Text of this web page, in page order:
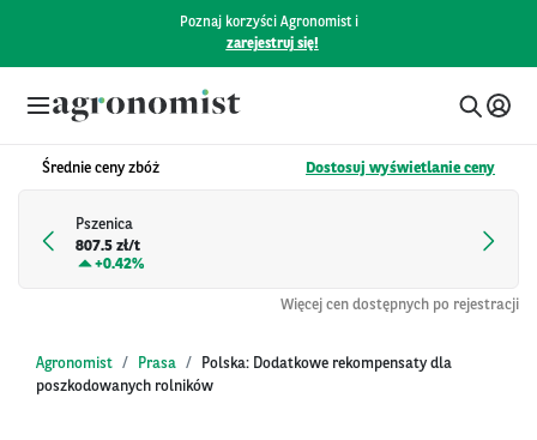
Poznaj korzyści Agronomist i
zarejestruj się!
Średnie ceny zbóż Dostosuj wyświetlanie ceny
Pszenica
807.5 zł/t
+0.42%
Więcej cen dostępnych po rejestracji
Agronomist Prasa
Polska: Dodatkowe rekompensaty dla
poszkodowanych rolników